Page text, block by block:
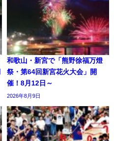
和歌山・新宮で「熊野徐福万燈
祭・第64回新宮花火大会」開
催！8月12日～
2026年8月9日